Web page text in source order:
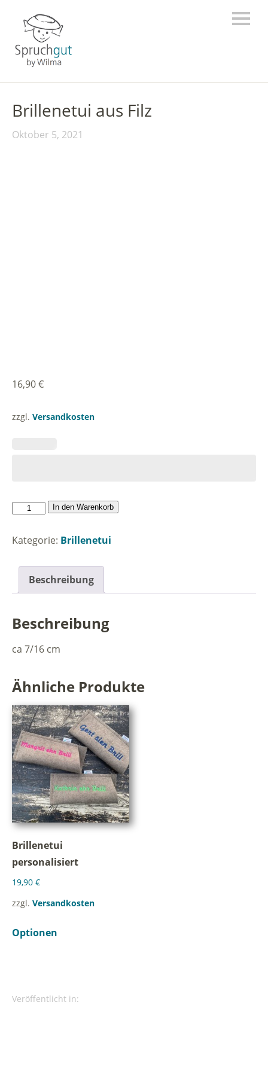
Brillenetui aus Filz
Oktober 5, 2021
16,90€
zzgl. Versandkosten
Brillenetui
Menge
In den Warenkorb
Kategorie: Brillenetui
Beschreibung
Beschreibung
ca 7/16 cm
Ähnliche Produkte
Brillenetui
personalisiert
19,90 €
zzgl. Versandkosten
Optionen
Veröffentlicht in: